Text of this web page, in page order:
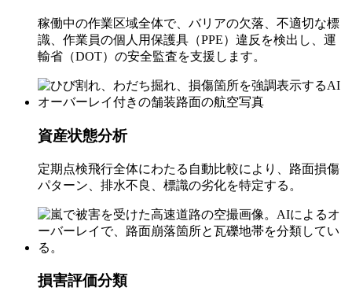
稼働中の作業区域全体で、バリアの欠落、不適切な標
識、作業員の個人用保護具（PPE）違反を検出し、運
輸省（DOT）の安全監査を支援します。
資産状態分析
定期点検飛行全体にわたる自動比較により、路面損傷
パターン、排水不良、標識の劣化を特定する。
損害評価分類